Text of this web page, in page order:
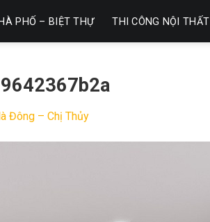
PHỐ – BIỆT THỰ THI CÔNG NỘI THẤT
Đông – Chị Thủy